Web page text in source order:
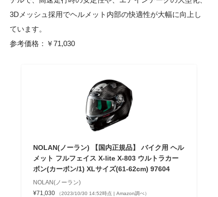
3Dメッシュ採用でヘルメット内部の快適性が大幅に向上し
ています。
参考価格：￥71,030
NOLAN(ノーラン) 【国内正規品】 バイク用 ヘル
メット フルフェイス X-lite X-803 ウルトラカー
ボン(カーボン/1) XLサイズ(61-62cm) 97604
NOLAN(ノーラン)
¥71,030
（2023/10/30 14:52時点 | Amazon調べ）